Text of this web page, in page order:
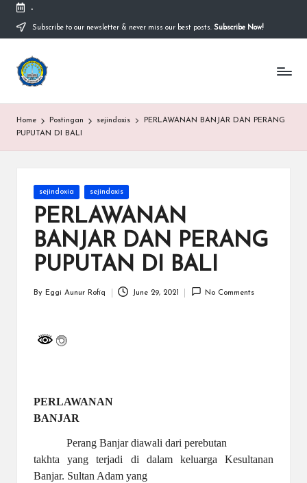
content
-
Subscribe to our newsletter & never miss our best posts. Subscribe Now!
S
M
A
S
id
Sekolah
Nasional
Ahlussunnah
Wal
Jamaah
Home Postingan sejindoxis
PERLAWANAN BANJAR DAN PERANG
PUPUTAN DI BALI
Posted
in
sejindoxia sejindoxis
PERLAWANAN
BANJAR DAN PERANG
PUPUTAN DI BALI
Posted
By Eggi Aunur Rofiq June 29, 2021 No Comments
PERLAWANAN
BANJAR
Perang Banjar diawali dari perebutan
takhta yang terjadi di dalam keluarga Kesultanan
Banjar. Sultan Adam yang